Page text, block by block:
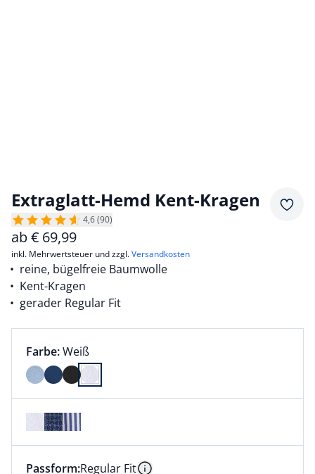
Extraglatt-Hemd Kent-Kragen
4,6 (90)
ab€ 69,99
inkl. Mehrwertsteuer und zzgl.Versandkosten
reine, bügelfreie Baumwolle
Kent-Kragen
gerader Regular Fit
Farbauswahl:
Farbe:aktuell ausgewählt:
Weiß
Farbe Weiß ausgewählt
Passform:Regular Fit